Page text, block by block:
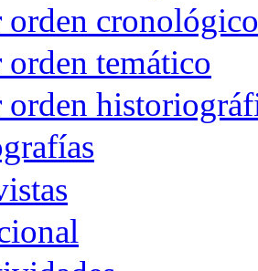
orden cronológico
orden temático
orden